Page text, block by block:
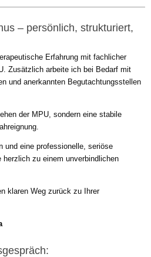
– persönlich, strukturiert,
Erfahrung mit fachlicher
Zusätzlich arbeite ich bei Bedarf mit
und anerkannten Begutachtungsstellen
der MPU, sondern eine stabile
und eine professionelle, seriöse
zu einem unverbindlichen
klaren Weg zurück zu Ihrer